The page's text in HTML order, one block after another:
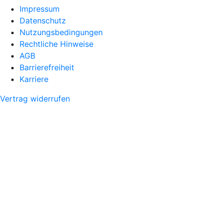
Impressum
Datenschutz
Nutzungsbedingungen
Rechtliche Hinweise
AGB
Barrierefreiheit
Karriere
Vertrag widerrufen